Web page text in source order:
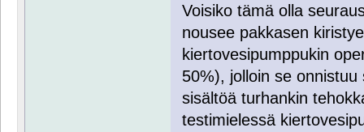
Voisiko tämä olla
nousee pakkasen
kiertovesipumppukin
50%), jolloin se
sisältöä turhankin
testimielessä